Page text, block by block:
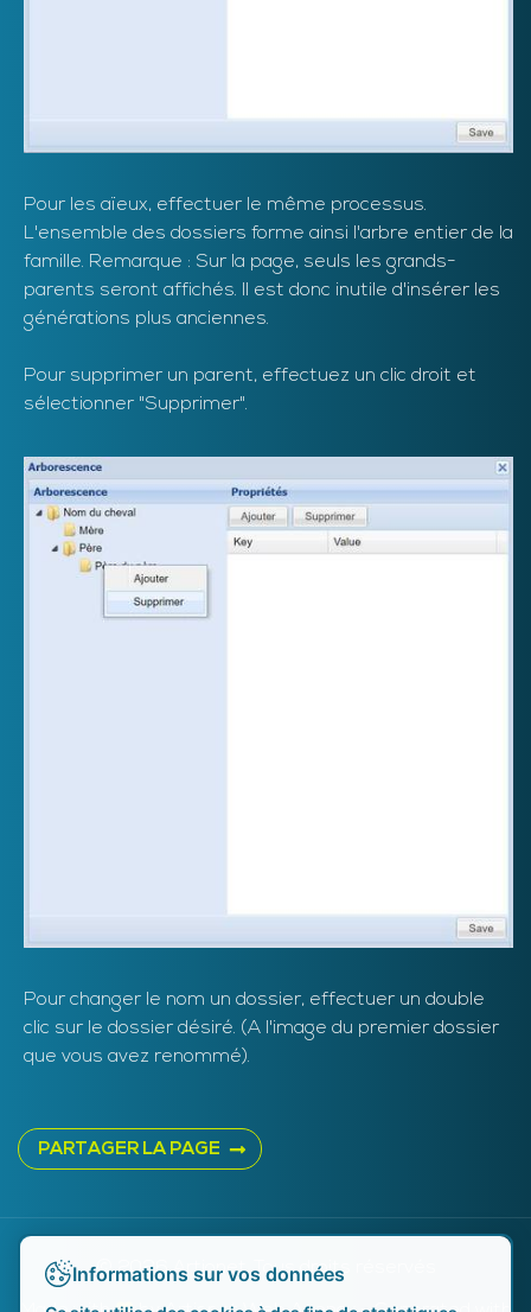
Pour les aïeux, effectuer le même processus.
L'ensemble des dossiers forme ainsi l'arbre entier de la
famille. Remarque : Sur la page, seuls les grands-
parents seront affichés. Il est donc inutile d'insérer les
générations plus anciennes.
Pour supprimer un parent, effectuez un clic droit et
sélectionner "Supprimer".
Pour changer le nom un dossier, effectuer un double
clic sur le dossier désiré. (A l'image du premier dossier
que vous avez renommé).
PARTAGER LA PAGE
© 2026 Artionet. Tous droits réservés
Informations sur vos données